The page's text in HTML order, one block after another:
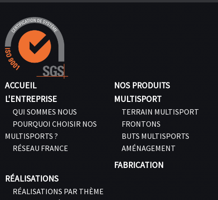
ACCUEIL
L'ENTREPRISE
QUI SOMMES NOUS
POURQUOI CHOISIR NOS
MULTISPORTS ?
RÉSEAU FRANCE
NOS PRODUITS
MULTISPORT
TERRAIN MULTISPORT
FRONTONS
BUTS MULTISPORTS
AMÉNAGEMENT
FABRICATION
RÉALISATIONS
RÉALISATIONS PAR THÈME